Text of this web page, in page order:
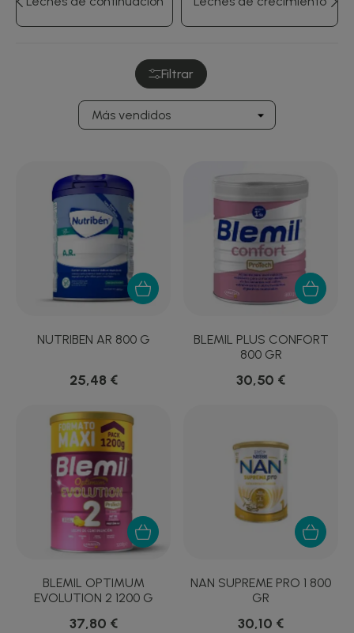
Filtrar
NUTRIBEN AR 800 G
25,48 €
BLEMIL PLUS CONFORT
800 GR
30,50 €
BLEMIL OPTIMUM
EVOLUTION 2 1200 G
37,80 €
NAN SUPREME PRO 1 800
GR
30,10 €